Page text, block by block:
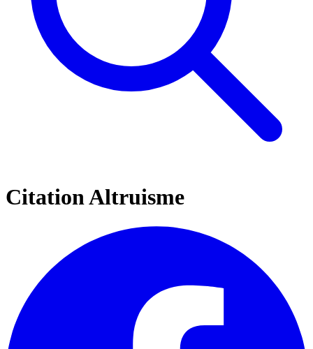
Citation Altruisme